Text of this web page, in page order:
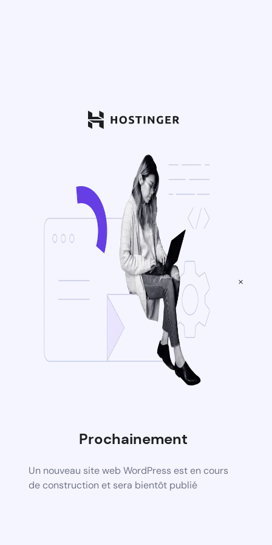
Prochainement
Un nouveau site web WordPress est en cours
de construction et sera bientôt publié
×